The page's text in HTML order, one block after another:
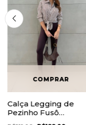
Calça Legging de
Pezinho Fusô
Charlotte